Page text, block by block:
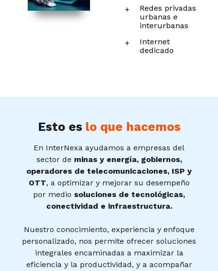
Redes privadas
urbanas e
interurbanas
Internet
dedicado
Esto es lo que hacemos
En InterNexa ayudamos a empresas del
sector de minas y energía, gobiernos,
operadores de telecomunicaciones, ISP y
OTT, a optimizar y mejorar su desempeño
por medio soluciones de tecnológicas,
conectividad e infraestructura.
Nuestro conocimiento, experiencia y enfoque
personalizado, nos permite ofrecer soluciones
integrales encaminadas a maximizar la
eficiencia y la productividad, y a acompañar